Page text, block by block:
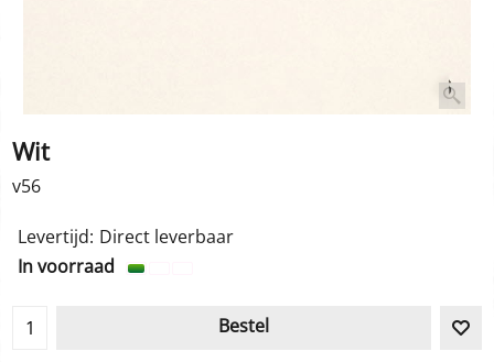
Wit
v56
Levertijd: Direct leverbaar
In voorraad
Bestel